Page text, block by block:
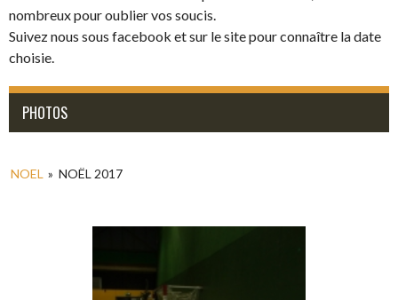
nombreux pour oublier vos soucis.
Suivez nous sous facebook et sur le site pour connaître la date
choisie.
PHOTOS
NOEL » NOËL 2017